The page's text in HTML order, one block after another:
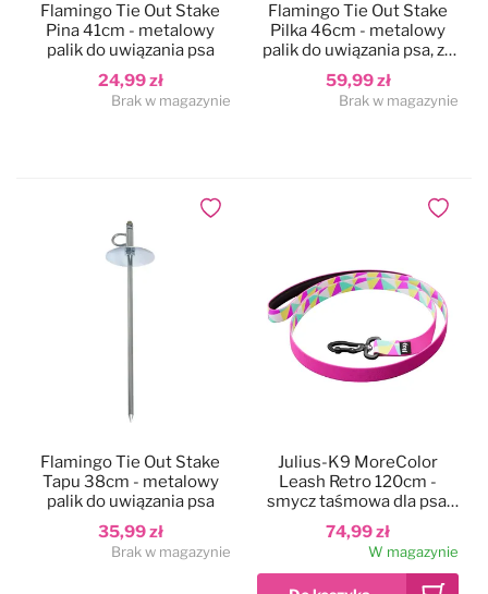
24,99 zł
Flamingo Tie Out Stake
Pina 41cm - metalowy
palik do uwiązania psa
Brak w magazynie
59,99 zł
Flamingo Tie Out Stake
Pilka 46cm - metalowy
palik do uwiązania psa, ze
stalową linką treningową
3m
Brak w magazynie
35,99 zł
Flamingo Tie Out Stake
Tapu 38cm - metalowy
palik do uwiązania psa
Brak w magazynie
Dodaj do ulubionych
74,99 zł
Julius-K9 MoreColor
Leash Retro 120cm -
smycz taśmowa dla psa,
neoprenowy uchwyt, w
kolorowe trójkąty
W magazynie
Dodaj